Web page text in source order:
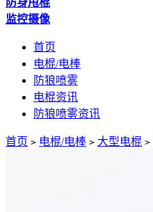
监控摄像
首页
电棍/电棒
防狼喷雾
电棍资讯
防狼喷雾资讯
首页 > 电棍/电棒 > 大型电棍 >